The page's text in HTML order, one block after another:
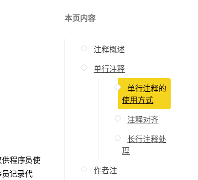
程序员使
记录代
本页内容
注释概述
单行注释
单行注释的
使用方式
注释对齐
长行注释处
理
作者注